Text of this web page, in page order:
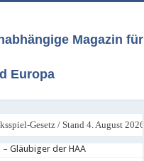
Magazin für
Europa
Gesetz / Stand 4. August
Gläubiger der HAA